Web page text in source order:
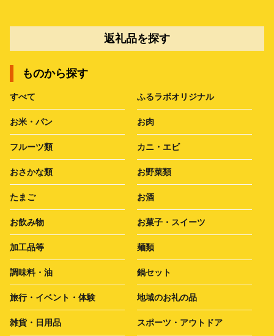
返礼品を探す
ものから探す
すべて ふるラボオリジナル
お米・パン お肉
フルーツ類 カニ・エビ
おさかな類 お野菜類
たまご お酒
お飲み物 お菓子・スイーツ
加工品等 麺類
調味料・油 鍋セット
旅行・イベント・体験 地域のお礼の品
雑貨・日用品 スポーツ・アウトドア